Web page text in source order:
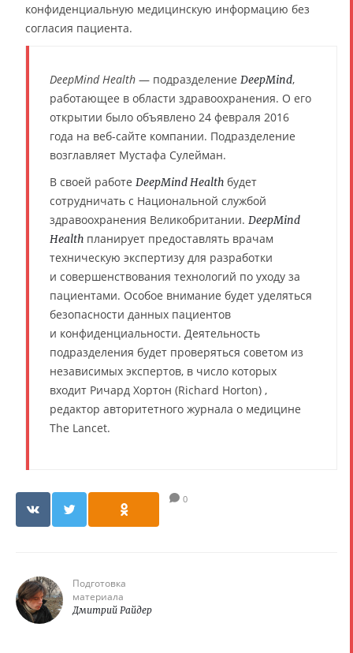
конфиденциальную медицинскую информацию без
согласия пациента.
DeepMind Health — подразделение DeepMind,
работающее в области здравоохранения. О его
открытии было объявлено 24 февраля 2016
года на веб-сайте компании. Подразделение
возглавляет Мустафа Сулейман.
В своей работе DeepMind Health будет
сотрудничать с Национальной службой
здравоохранения Великобритании. DeepMind
Health планирует предоставлять врачам
техническую экспертизу для разработки
и совершенствования технологий по уходу за
пациентами. Особое внимание будет уделяться
безопасности данных пациентов
и конфиденциальности. Деятельность
подразделения будет проверяться советом из
независимых экспертов, в число которых
входит Ричард Хортон (Richard Horton) ,
редактор авторитетного журнала о медицине
The Lancet.
0
Подготовка
материала
Дмитрий Райдер